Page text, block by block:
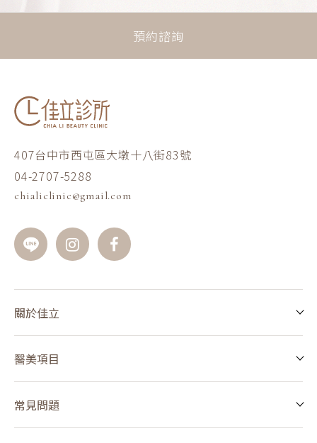
預約諮詢
407台中市西屯區大墩十八街83號
04-2707-5288
chialiclinic@gmail.com
關於佳立
醫美項目
常見問題